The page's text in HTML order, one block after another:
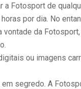
Fotosport de
por dia. No
da
ou imagens
segredo. A